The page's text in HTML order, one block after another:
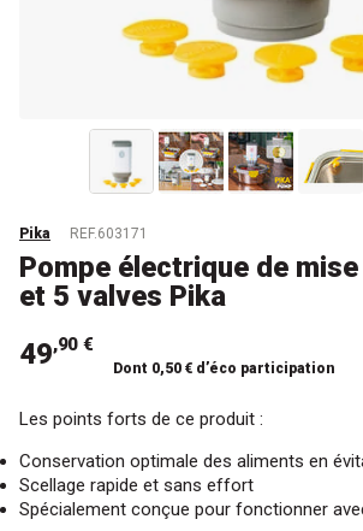
Pika REF.603171
Pompe électrique de
et 5 valves Pika
49,90 €
Dont 0,50 € d’éco participation
Les points forts de ce produit :
Conservation optimale des aliments en
Scellage rapide et sans effort
Spécialement conçue pour fonctionner